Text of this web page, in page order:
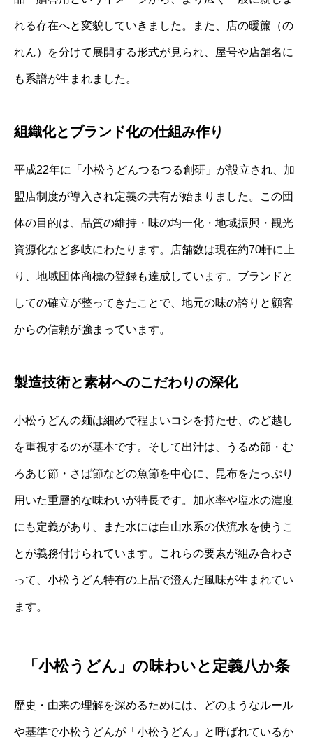
れる存在へと変貌していきました。また、店の暖簾（の
れん）を分けて展開する形式が見られ、屋号や店舗名に
も系譜が生まれました。
組織化とブランド化の仕組み作り
平成22年に「小松うどんつるつる創研」が設立され、加
盟店制度が導入され定義の共有が始まりました。この団
体の目的は、品質の維持・味の均一化・地域振興・観光
資源化など多岐にわたります。店舗数は現在約70軒に上
り、地域団体商標の登録も達成しています。ブランドと
しての確立が整ってきたことで、地元の味の誇りと顧客
からの信頼が強まっています。
製造技術と素材へのこだわりの深化
小松うどんの麺は細めで程よいコシを持たせ、のど越し
を重視するのが基本です。そして出汁は、うるめ節・む
ろあじ節・さば節などの魚節を中心に、昆布をたっぷり
用いた重層的な味わいが特長です。加水率や塩水の濃度
にも定義があり、また水には白山水系の伏流水を使うこ
とが義務付けられています。これらの要素が組み合わさ
って、小松うどん特有の上品で澄んだ風味が生まれてい
ます。
「小松うどん」の味わいと定義八か条
歴史・由来の理解を深めるためには、どのようなルール
や基準で小松うどんが「小松うどん」と呼ばれているか